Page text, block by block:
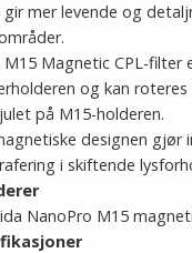
mer levende og
M15 Magnetic CPL-
og kan
på M15-holderen.
designen gjør
i skiftende
NanoPro M15